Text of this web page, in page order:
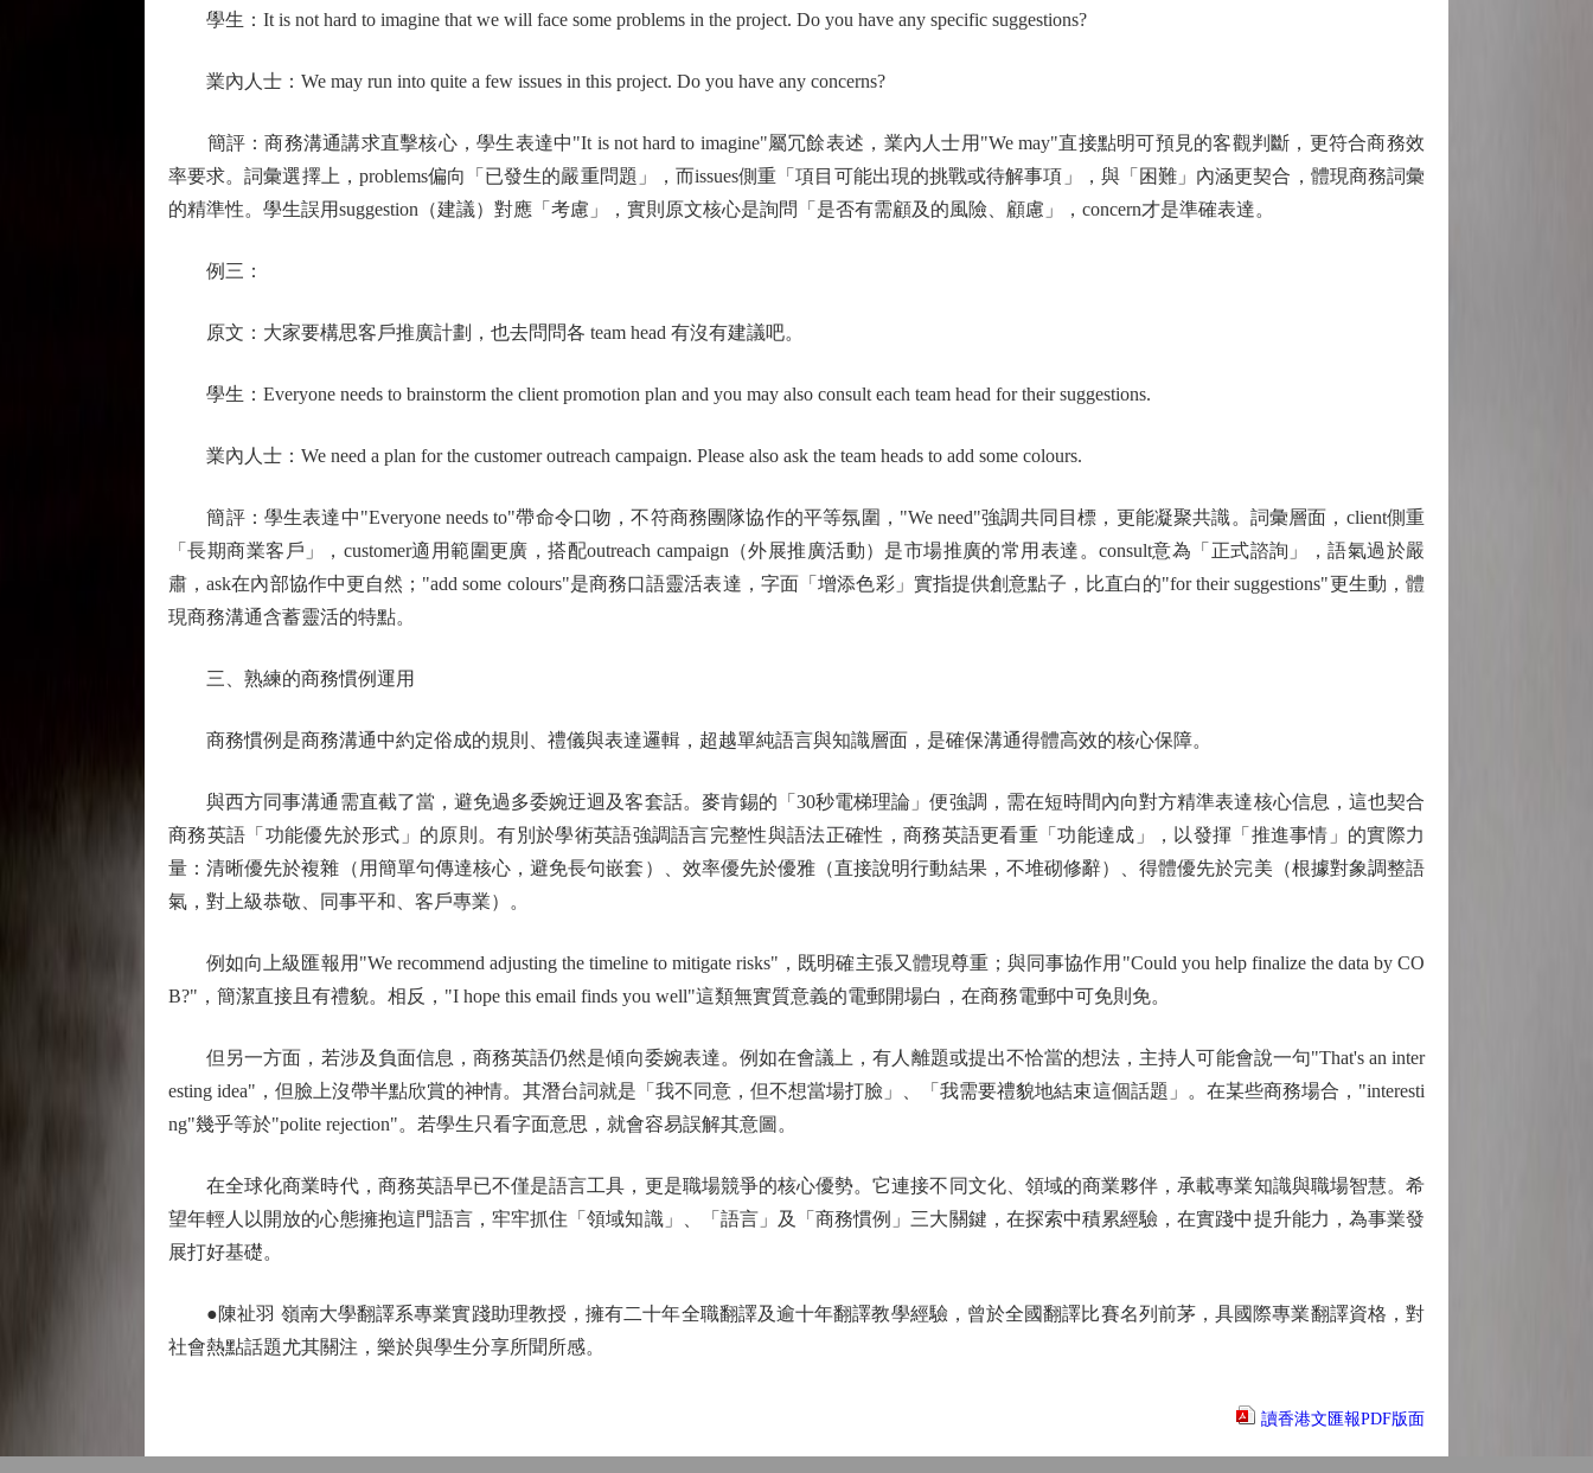
學生：It is not hard to imagine that we will face some problems in the project. Do you have any specific suggestions?
業內人士：We may run into quite a few issues in this project. Do you have any concerns?
簡評：商務溝通講求直擊核心，學生表達中"It is not hard to imagine"屬冗餘表述，業內人士用"We may"直接點明可預見的客觀判斷，更符合商務效
率要求。詞彙選擇上，problems偏向「已發生的嚴重問題」，而issues側重「項目可能出現的挑戰或待解事項」，與「困難」內涵更契合，體現商務詞彙
的精準性。學生誤用suggestion（建議）對應「考慮」，實則原文核心是詢問「是否有需顧及的風險、顧慮」，concern才是準確表達。
例三：
原文：大家要構思客戶推廣計劃，也去問問各 team head 有沒有建議吧。
學生：Everyone needs to brainstorm the client promotion plan and you may also consult each team head for their suggestions.
業內人士：We need a plan for the customer outreach campaign. Please also ask the team heads to add some colours.
簡評：學生表達中"Everyone needs to"帶命令口吻，不符商務團隊協作的平等氛圍，"We need"強調共同目標，更能凝聚共識。詞彙層面，client側重
「長期商業客戶」，customer適用範圍更廣，搭配outreach campaign（外展推廣活動）是市場推廣的常用表達。consult意為「正式諮詢」，語氣過於嚴
肅，ask在內部協作中更自然；"add some colours"是商務口語靈活表達，字面「增添色彩」實指提供創意點子，比直白的"for their suggestions"更生動，體
現商務溝通含蓄靈活的特點。
三、熟練的商務慣例運用
商務慣例是商務溝通中約定俗成的規則、禮儀與表達邏輯，超越單純語言與知識層面，是確保溝通得體高效的核心保障。
與西方同事溝通需直截了當，避免過多委婉迂迴及客套話。麥肯錫的「30秒電梯理論」便強調，需在短時間內向對方精準表達核心信息，這也契合
商務英語「功能優先於形式」的原則。有別於學術英語強調語言完整性與語法正確性，商務英語更看重「功能達成」，以發揮「推進事情」的實際力
量：清晰優先於複雜（用簡單句傳達核心，避免長句嵌套）、效率優先於優雅（直接說明行動結果，不堆砌修辭）、得體優先於完美（根據對象調整語
氣，對上級恭敬、同事平和、客戶專業）。
例如向上級匯報用"We recommend adjusting the timeline to mitigate risks"，既明確主張又體現尊重；與同事協作用"Could you help finalize the data by CO
B?"，簡潔直接且有禮貌。相反，"I hope this email finds you well"這類無實質意義的電郵開場白，在商務電郵中可免則免。
但另一方面，若涉及負面信息，商務英語仍然是傾向委婉表達。例如在會議上，有人離題或提出不恰當的想法，主持人可能會說一句"That's an inter
esting idea"，但臉上沒帶半點欣賞的神情。其潛台詞就是「我不同意，但不想當場打臉」、「我需要禮貌地結束這個話題」。在某些商務場合，"interesti
ng"幾乎等於"polite rejection"。若學生只看字面意思，就會容易誤解其意圖。
在全球化商業時代，商務英語早已不僅是語言工具，更是職場競爭的核心優勢。它連接不同文化、領域的商業夥伴，承載專業知識與職場智慧。希
望年輕人以開放的心態擁抱這門語言，牢牢抓住「領域知識」、「語言」及「商務慣例」三大關鍵，在探索中積累經驗，在實踐中提升能力，為事業發
展打好基礎。
●陳祉羽 嶺南大學翻譯系專業實踐助理教授，擁有二十年全職翻譯及逾十年翻譯教學經驗，曾於全國翻譯比賽名列前茅，具國際專業翻譯資格，對
社會熱點話題尤其關注，樂於與學生分享所聞所感。
讀香港文匯報PDF版面